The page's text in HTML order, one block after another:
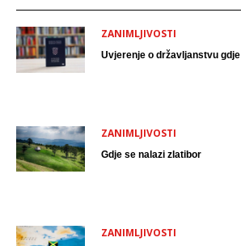
ZANIMLJIVOSTI
Uvjerenje o državljanstvu
ZANIMLJIVOSTI
Gdje se nalazi zlatibor
ZANIMLJIVOSTI